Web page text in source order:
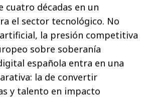
cuatro décadas en un
el sector tecnológico. No
la presión competitiva
sobre soberanía
española entra en una
la de convertir
y talento en impacto